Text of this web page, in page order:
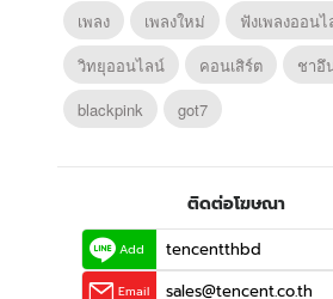
เพลง เพลงใหม่
ฟังเพลงออน
วิทยุออนไลน์
คอนเสิร์ต
ชาอึ
blackpink
got7
ติดต่อโฆษณา
Add tencentthbd
Email sales@tencent.co.th